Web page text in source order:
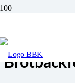
Industrie-